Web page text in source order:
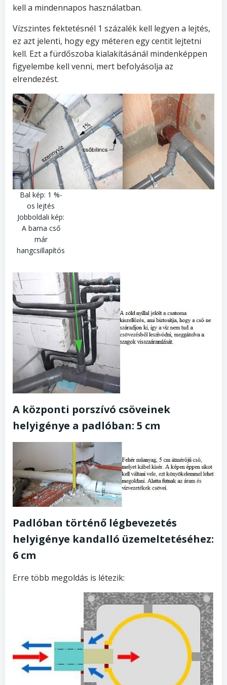
kell a mindennapos használatban.
Vízszintes fektetésnél 1 százalék kell legyen a lejtés,
ez azt jelenti, hogy egy méteren egy centit lejtetni
kell. Ezt a fürdőszoba kialakításánál mindenképpen
figyelembe kell venni, mert befolyásolja az
elrendezést.
Bal kép: 1 %-
os lejtés
Jobboldali kép:
A barna cső
már
hangcsillapítós
A központi porszívó csöveinek
helyigénye a padlóban: 5 cm
Padlóban történő légbevezetés
helyigénye kandalló üzemeltetéséhez:
6 cm
Erre több megoldás is létezik: